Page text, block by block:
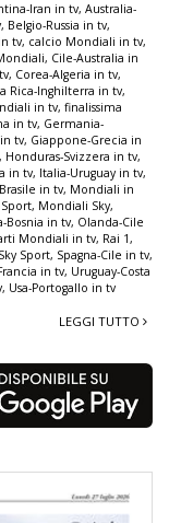
Iran in tv, Australia-
, Belgio-Russia in tv,
tv, calcio Mondiali in tv,
, Cile-Australia in
, Corea-Algeria in tv,
Rica-Inghilterra in tv,
in tv, finalissima
in tv, Germania-
tv, Giappone-Grecia in
, Honduras-Svizzera in tv,
in tv, Italia-Uruguay in tv,
in tv, Mondiali in
, Mondiali Sky,
Bosnia in tv, Olanda-Cile
Mondiali in tv, Rai 1,
Sky Sport, Spagna-Cile in tv,
in tv, Uruguay-Costa
, Usa-Portogallo in tv
LEGGI TUTTO